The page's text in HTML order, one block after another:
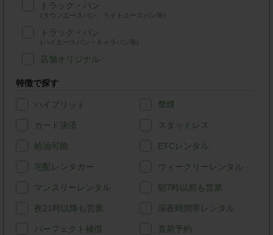
トラック・バン
(タウンエースバン、ライトエースバン等)
トラック・バン
(ハイエースバン・キャラバン等)
店舗オリジナル
特徴で探す
ハイブリッド 禁煙
カード決済 スタッドレス
給油可能 ETCレンタル
宅配レンタカー ウィークリーレンタル
マンスリーレンタル 朝7時以前も営業
夜21時以降も営業 深夜時間帯レンタル
パーフェクト補償 直前予約